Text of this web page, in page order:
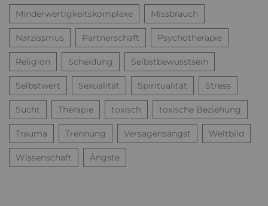
Minderwertigkeitskomplexe Missbrauch
Narzissmus Partnerschaft Psychotherapie
Religion Scheidung Selbstbewusstsein
Selbstwert Sexualität Spiritualität Stress
Sucht Therapie toxisch toxische Beziehung
Trauma Trennung Versagensangst Weltbild
Wissenschaft Ängste